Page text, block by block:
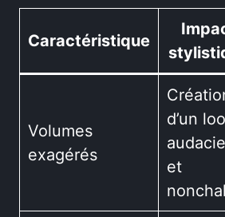
Caractéristique
Volumes
exagérés
d’un
et